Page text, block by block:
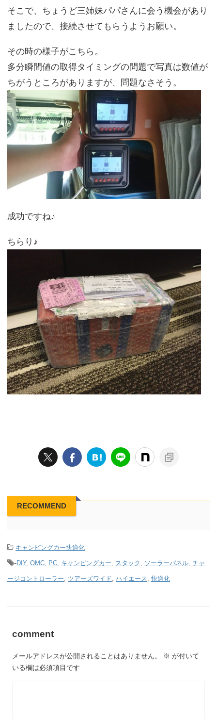
そこで、ちょうど三姉妹パパさんに会う機会があり
ましたので、接続させてもらうようお願い。
その時の様子がこちら。
多分瞬間値の取得タイミングの問題で写真は数値が
ちがうところがありますが、問題なさそう。
成功ですね♪
ちらり♪
RECOMMEND
-キャンピングカー快適化
-DIY, OMC PC キャンピングカー スタック ソーラーパネル チャ
ージコントローラー ツアーズワイド ハイエース ,快適化
comment
メールアドレスが公開されることはありません。 ※ が付いて
いる欄は必須項目です